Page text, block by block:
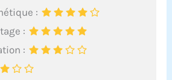
:
:
: